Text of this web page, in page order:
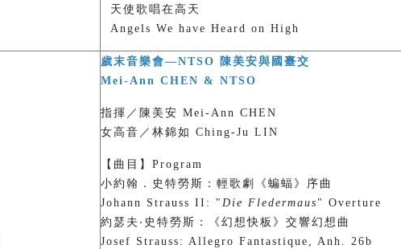
天使歌唱在高天
Angels We have Heard on High
歲末音樂會—NTSO 陳美安與國臺交
Mei-Ann CHEN & NTSO
指揮／陳美安 Mei-Ann CHEN
女高音／林錦如 Ching-Ju LIN
【曲目】Program
小約翰．史特勞斯：輕歌劇《蝙蝠》序曲
Johann Strauss II: " Die Fledermaus " Overture
約瑟夫‧史特勞斯：《幻想快板》交響幻想曲
Josef Strauss: Allegro Fantastique, Anh. 26b